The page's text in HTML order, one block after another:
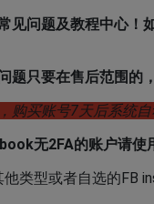
见问题及教程中心
题只要在售后范围的
购买账号7天后系统
无2FA的账户请使
FB ins 联系